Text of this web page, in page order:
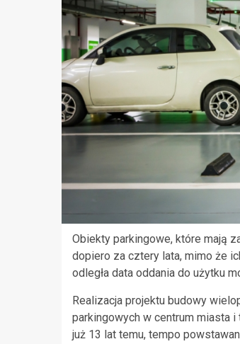
Obiekty parkingowe, które mają
dopiero za cztery lata, mimo że
odległa data oddania do użytku
Realizacja projektu budowy
parkingowych w centrum miasta
już 13 lat temu, tempo